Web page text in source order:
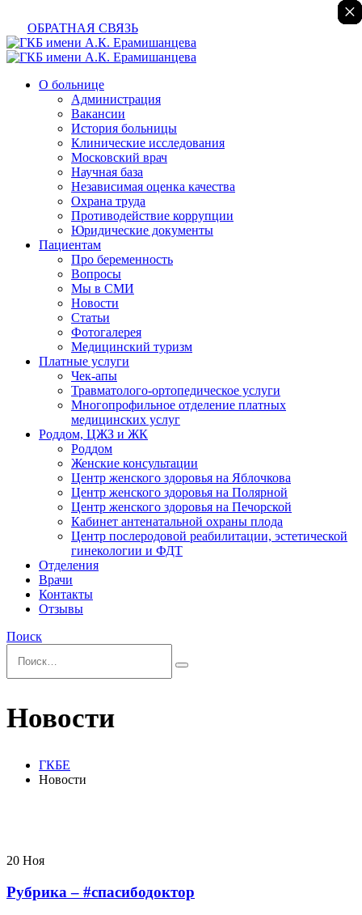
ОБРАТНАЯ СВЯЗЬ
О больнице
Администрация
Вакансии
История больницы
Клинические исследования
Московский врач
Научная база
Независимая оценка качества
Охрана труда
Противодействие коррупции
Юридические документы
Пациентам
Про беременность
Вопросы
Мы в СМИ
Новости
Статьи
Фотогалерея
Медицинский туризм
Платные услуги
Чек-апы
Травматолого-ортопедическое услуги
Многопрофильное отделение платных
медицинских услуг
Роддом, ЦЖЗ и ЖК
Роддом
Женские консультации
Центр женского здоровья на Яблочкова
Центр женского здоровья на Полярной
Центр женского здоровья на Печорской
Кабинет антенатальной охраны плода
Центр послеродовой реабилитации, эстетической
гинекологии и ФДТ
Отделения
Врачи
Контакты
Отзывы
Поиск
Новости
ГКБЕ
Новости
20 Ноя
Рубрика – #спасибодоктор
×
×
×
×
×